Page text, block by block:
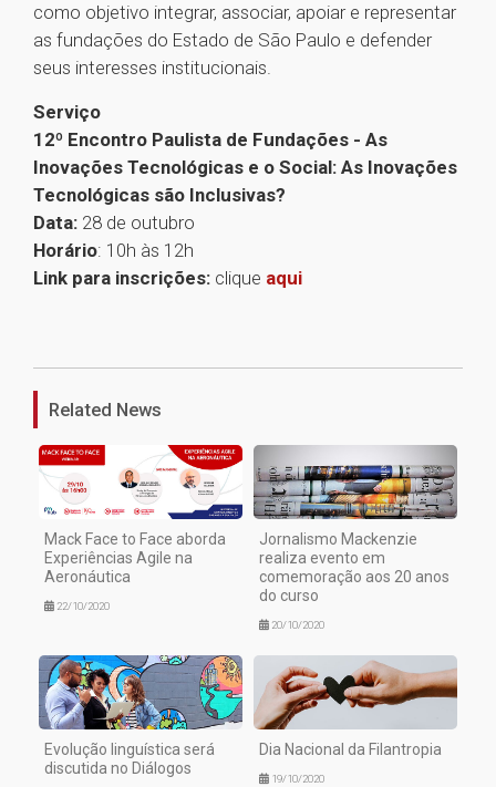
como objetivo integrar, associar, apoiar e representar
as fundações do Estado de São Paulo e defender
seus interesses institucionais.
Serviço
12º Encontro Paulista de Fundações - As
Inovações Tecnológicas e o Social: As Inovações
Tecnológicas são Inclusivas?
Data: 28 de outubro
Horário: 10h às 12h
Link para inscrições: clique aqui
Related News
Mack Face to Face aborda
Experiências Agile na
Aeronáutica
22/10/2020
Jornalismo Mackenzie
realiza evento em
comemoração aos 20 anos
do curso
20/10/2020
Evolução linguística será
discutida no Diálogos
Dia Nacional da Filantropia
19/10/2020